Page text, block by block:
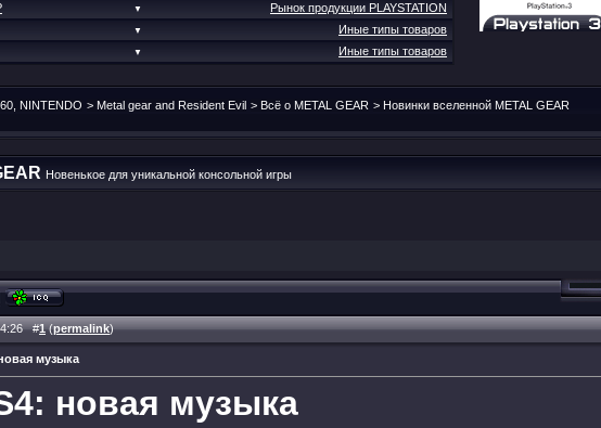
▼
Рынок продукции PLAYSTATION
▼
Иные типы товаров
▼ Иные типы товаров
NINTENDO > Metal gear and Resident Evil > Всё о METAL GEAR > Новинки вселенной METAL GEAR
Новенькое для уникальной консольной игры
#1(permalink)
музыка
новая музыка